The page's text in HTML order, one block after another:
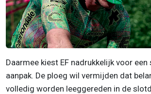
Daarmee kiest EF nadrukkelijk voor
aanpak. De ploeg wil vermijden dat
volledig worden leeggereden in de